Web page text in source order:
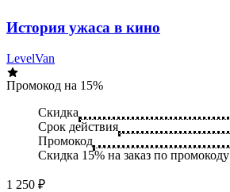
История ужаса в кино
LevelVan
Промокод на 15%
Скидка
Срок действия
Промокод
Скидка 15% на заказ по промокоду
1 250 ₽